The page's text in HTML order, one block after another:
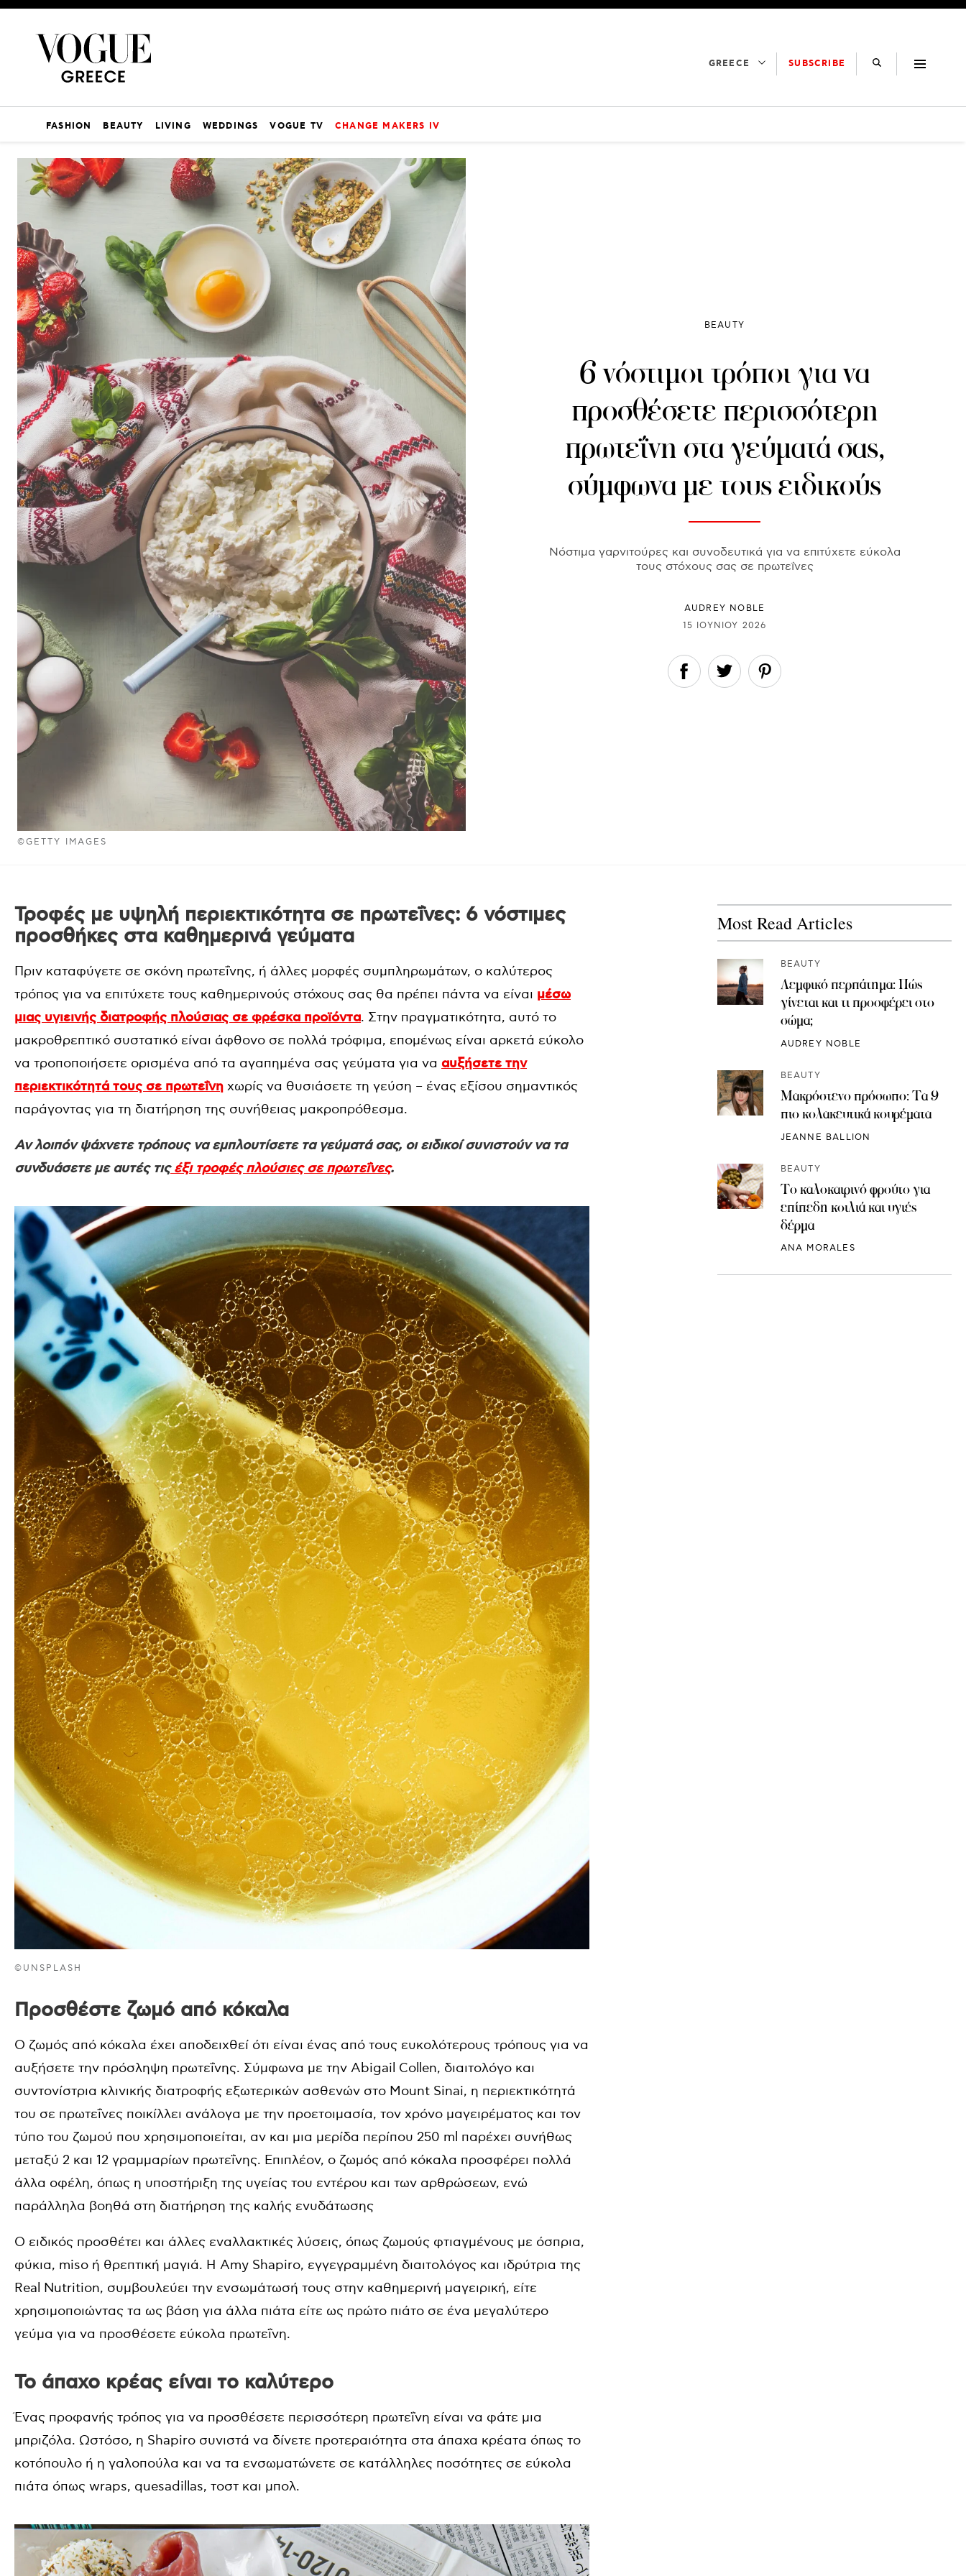
GREECE SUBSCRIBE
FASHION BEAUTY LIVING WEDDINGS VOGUE TV CHANGE MAKERS IV
©GETTY IMAGES
BEAUTY
6 νόστιμοι τρόποι για να
προσθέσετε περισσότερη
πρωτεΐνη στα γεύματά σας,
σύμφωνα με τους ειδικούς
Νόστιμα γαρνιτούρες και συνοδευτικά για να επιτύχετε εύκολα
τους στόχους σας σε πρωτεΐνες
AUDREY NOBLE
15 ΙΟΥΝΊΟΥ 2026
Τροφές με υψηλή περιεκτικότητα σε πρωτεΐνες: 6 νόστιμες
προσθήκες στα καθημερινά γεύματα
Πριν καταφύγετε σε σκόνη πρωτεΐνης, ή άλλες μορφές συμπληρωμάτων, ο καλύτερος
τρόπος για να επιτύχετε τους καθημερινούς στόχους σας θα πρέπει πάντα να είναι μέσω
μιας υγιεινής διατροφής πλούσιας σε φρέσκα προϊόντα. Στην πραγματικότητα, αυτό το
μακροθρεπτικό συστατικό είναι άφθονο σε πολλά τρόφιμα, επομένως είναι αρκετά εύκολο
να τροποποιήσετε ορισμένα από τα αγαπημένα σας γεύματα για να αυξήσετε την
περιεκτικότητά τους σε πρωτεΐνη χωρίς να θυσιάσετε τη γεύση – ένας εξίσου σημαντικός
παράγοντας για τη διατήρηση της συνήθειας μακροπρόθεσμα.
Αν λοιπόν ψάχνετε τρόπους να εμπλουτίσετε τα γεύματά σας, οι ειδικοί συνιστούν να τα
συνδυάσετε με αυτές τιςέξι τροφές πλούσιες σε πρωτεΐνες.
©UNSPLASH
Προσθέστε ζωμό από κόκαλα
Ο ζωμός από κόκαλα έχει αποδειχθεί ότι είναι ένας από τους ευκολότερους τρόπους για να
αυξήσετε την πρόσληψη πρωτεΐνης. Σύμφωνα με την Abigail Collen, διαιτολόγο και
συντονίστρια κλινικής διατροφής εξωτερικών ασθενών στο Mount Sinai, η περιεκτικότητά
του σε πρωτεΐνες ποικίλλει ανάλογα με την προετοιμασία, τον χρόνο μαγειρέματος και τον
τύπο του ζωμού που χρησιμοποιείται, αν και μια μερίδα περίπου 250 ml παρέχει συνήθως
μεταξύ 2 και 12 γραμμαρίων πρωτεΐνης. Επιπλέον, ο ζωμός από κόκαλα προσφέρει πολλά
άλλα οφέλη, όπως η υποστήριξη της υγείας του εντέρου και των αρθρώσεων, ενώ
παράλληλα βοηθά στη διατήρηση της καλής ενυδάτωσης
Ο ειδικός προσθέτει και άλλες εναλλακτικές λύσεις, όπως ζωμούς φτιαγμένους με όσπρια,
φύκια, miso ή θρεπτική μαγιά. Η Amy Shapiro, εγγεγραμμένη διαιτολόγος και ιδρύτρια της
Real Nutrition, συμβουλεύει την ενσωμάτωσή τους στην καθημερινή μαγειρική, είτε
χρησιμοποιώντας τα ως βάση για άλλα πιάτα είτε ως πρώτο πιάτο σε ένα μεγαλύτερο
γεύμα για να προσθέσετε εύκολα πρωτεΐνη.
Το άπαχο κρέας είναι το καλύτερο
Ένας προφανής τρόπος για να προσθέσετε περισσότερη πρωτεΐνη είναι να φάτε μια
μπριζόλα. Ωστόσο, η Shapiro συνιστά να δίνετε προτεραιότητα στα άπαχα κρέατα όπως το
κοτόπουλο ή η γαλοπούλα και να τα ενσωματώνετε σε κατάλληλες ποσότητες σε εύκολα
πιάτα όπως wraps, quesadillas, τοστ και μπολ.
Most Read Articles
BEAUTY
Λεμφικό περπάτημα: Πώς
γίνεται και τι προσφέρει στο
σώμα;
AUDREY NOBLE
BEAUTY
Μακρόστενο πρόσωπο: Τα 9
πιο κολακευτικά κουρέματα
JEANNE BALLION
BEAUTY
Το καλοκαιρινό φρούτο για
επίπεδη κοιλιά και υγιές
δέρμα
ANA MORALES